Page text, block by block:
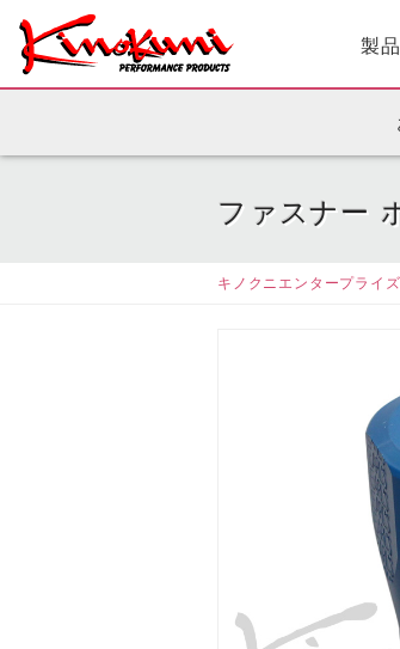
製
ファスナー
キノクニエンタープライズ